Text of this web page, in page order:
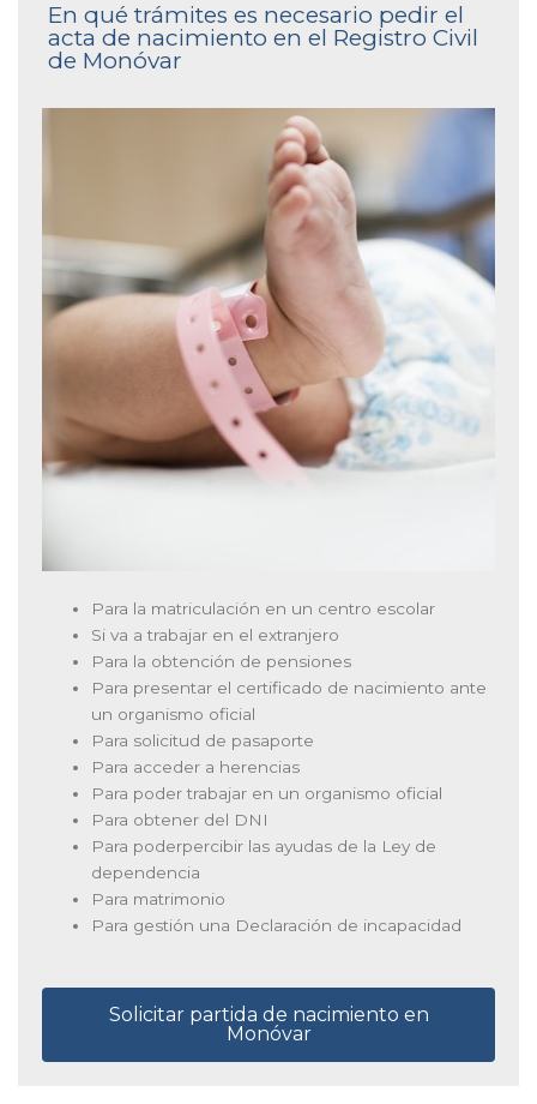
En qué trámites es necesario pedir el
acta de nacimiento en el Registro Civil
de Monóvar
Para la matriculación en un centro escolar
Si va a trabajar en el extranjero
Para la obtención de pensiones
Para presentar el certificado de nacimiento ante
un organismo oficial
Para solicitud de pasaporte
Para acceder a herencias
Para poder trabajar en un organismo oficial
Para obtener del DNI
Para poderpercibir las ayudas de la Ley de
dependencia
Para matrimonio
Para gestión una Declaración de incapacidad
Solicitar partida de nacimiento en
Monóvar